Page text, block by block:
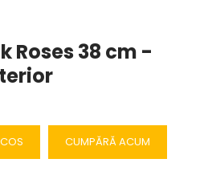
Roses 38 cm -
CUMPĂRĂ ACUM